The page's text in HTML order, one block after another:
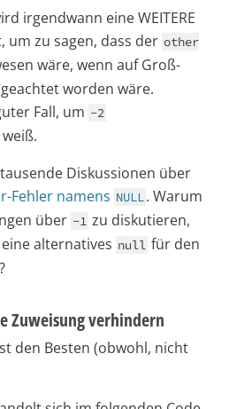
irgendwann eine WEITERE
um zu sagen, dass der other
wäre, wenn auf Groß-
worden wäre.
Fall, um -2
Diskussionen über
Fehler namens NULL. Warum
über -1 zu diskutieren,
alternatives null für den
Zuweisung verhindern
den Besten (obwohl, nicht